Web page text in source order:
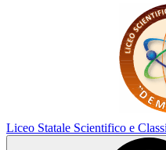
Liceo Statale Scientifico e